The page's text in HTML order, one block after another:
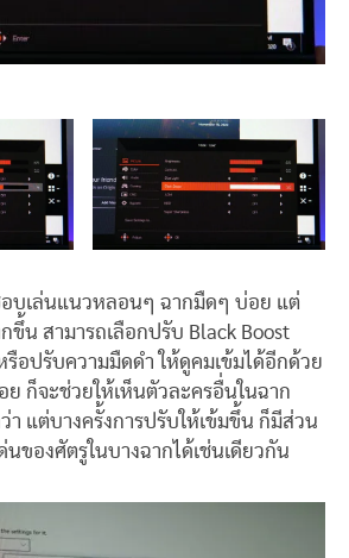
บเล่นแนวหลอนๆ ฉากมืดๆ บ่อย แต่
ขึ้น สามารถเลือกปรับ Black Boost
รือปรับความมืดดำ ให้ดูคมเข้มได้อีกด้วย
ย ก็จะช่วยให้เห็นตัวละครอื่นในฉาก
า แต่บางครั้งการปรับให้เข้มขึ้น ก็มีส่วน
นของศัตรูในบางฉากได้เช่นเดียวกัน